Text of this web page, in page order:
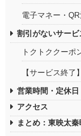
電子マネー・
割引がないサービ
トクトククーポ
【サービス終了
営業時間・定休日
アクセス
まとめ：東映太